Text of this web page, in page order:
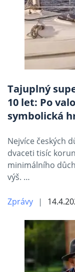
Tajuplný
10 let: Po
symbolická
Nejvíce českých
dvaceti tisíc
minimálního
výš. …
Zprávy